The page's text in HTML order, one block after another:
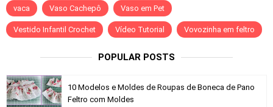
vaca Vaso Cachepô Vaso em Pet
Vestido Infantil Crochet Vídeo Tutorial Vovozinha em feltro
POPULAR POSTS
10 Modelos e Moldes de Roupas de Boneca de Pano
Feltro com Moldes